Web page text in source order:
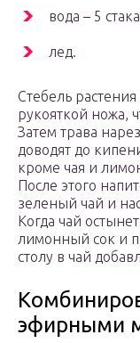
вода – 5
лед.
Стебель
рукояткой ножа,
Затем трава
доводят до
кроме чая и
После этого
зеленый чай и
Когда чай
лимонный сок и
столу в чай
эфирными